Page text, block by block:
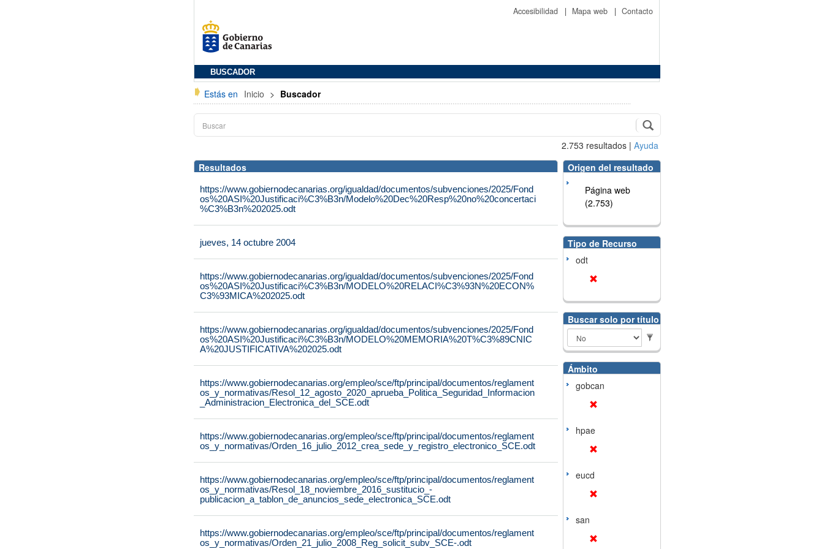
Accesibilidad | Mapa web | Contacto
BUSCADOR
Estás en Inicio > Buscador
2.753 resultados | Ayuda
Resultados
https://www.gobiernodecanarias.org/igualdad/documentos/subvenciones/2025/Fond
os%20ASI%20Justificaci%C3%B3n/Modelo%20Dec%20Resp%20no%20concertaci
%C3%B3n%202025.odt
jueves, 14 octubre 2004
https://www.gobiernodecanarias.org/igualdad/documentos/subvenciones/2025/Fond
os%20ASI%20Justificaci%C3%B3n/MODELO%20RELACI%C3%93N%20ECON%
C3%93MICA%202025.odt
https://www.gobiernodecanarias.org/igualdad/documentos/subvenciones/2025/Fond
os%20ASI%20Justificaci%C3%B3n/MODELO%20MEMORIA%20T%C3%89CNIC
A%20JUSTIFICATIVA%202025.odt
https://www.gobiernodecanarias.org/empleo/sce/ftp/principal/documentos/reglament
os_y_normativas/Resol_12_agosto_2020_aprueba_Politica_Seguridad_Informacion
_Administracion_Electronica_del_SCE.odt
https://www.gobiernodecanarias.org/empleo/sce/ftp/principal/documentos/reglament
os_y_normativas/Orden_16_julio_2012_crea_sede_y_registro_electronico_SCE.odt
https://www.gobiernodecanarias.org/empleo/sce/ftp/principal/documentos/reglament
os_y_normativas/Resol_18_noviembre_2016_sustitucio_-
publicacion_a_tablon_de_anuncios_sede_electronica_SCE.odt
https://www.gobiernodecanarias.org/empleo/sce/ftp/principal/documentos/reglament
os_y_normativas/Orden_21_julio_2008_Reg_solicit_subv_SCE-.odt
Origen del resultado
Página web
(2.753)
Tipo de Recurso
odt
Buscar solo por título
Ámbito
gobcan
hpae
eucd
san